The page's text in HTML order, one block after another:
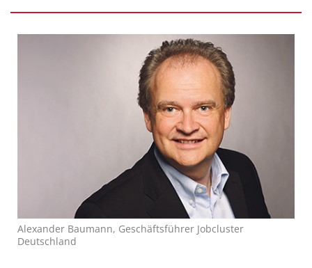
Alexander Baumann, Geschäftsführer Jobcluster
Deutschland